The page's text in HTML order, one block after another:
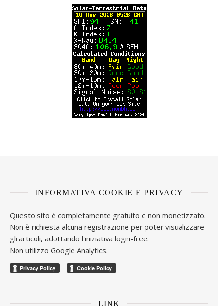
INFORMATIVA COOKIE E PRIVACY
Questo sito è completamente gratuito e non monetizzato.
Non è richiesta alcuna registrazione per poter visualizzare
gli articoli, adottando l'iniziativa login-free.
Non utilizzo Google Analytics.
LINK